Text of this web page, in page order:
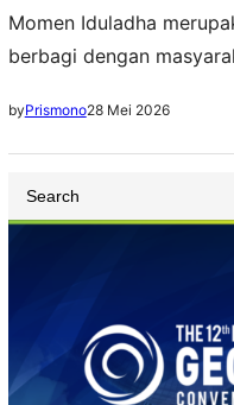
Momen Iduladha
berbagi dengan
byPrismono28 Mei 2026
e